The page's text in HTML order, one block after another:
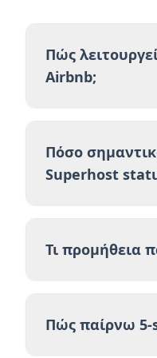
Πώς
Airbnb;
Πόσο
Superhost
Τι προμήθεια
Πώς παίρνω 5-